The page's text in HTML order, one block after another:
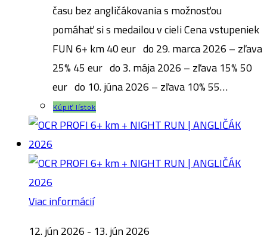
času bez angličákovania s možnosťou
pomáhať si s medailou v cieli Cena vstupeniek
FUN 6+ km 40 eur do 29. marca 2026 – zľava
25% 45 eur do 3. mája 2026 – zľava 15% 50
eur do 10. júna 2026 – zľava 10% 55…
Kúpiť lístok
Viac informácií
12. jún 2026 - 13. jún 2026